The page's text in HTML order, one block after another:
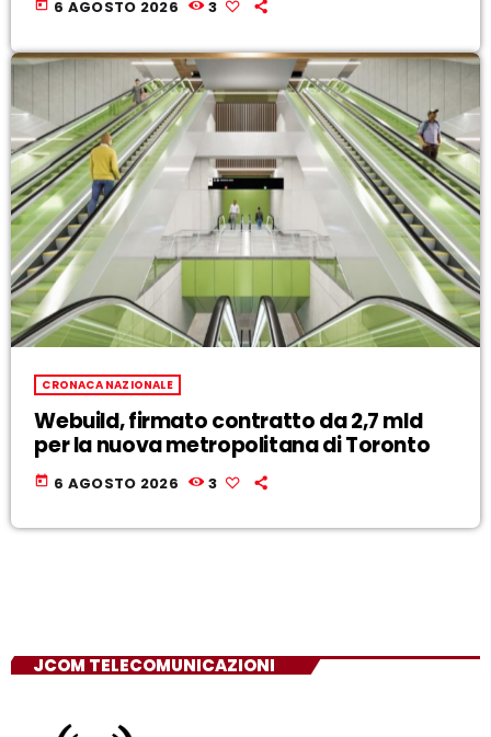
today 6 AGOSTO 2026 3
CRONACA NAZIONALE
Webuild, firmato contratto da 2,7 mld
per la nuova metropolitana di Toronto
today 6 AGOSTO 2026 3
JCOM TELECOMUNICAZIONI